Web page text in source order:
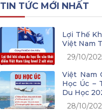
TIN TỨC MỚI NHẤT
Lợi Thế
Việt Nam
29/10/
Việt Nam
Học Úc –
Du Học
28/10/